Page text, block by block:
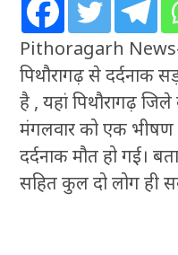
Pithoragarh
पिथौरागढ़ से
है , यहां पिथौरागढ़
मंगलवार को एक भीषण
दर्दनाक मौत हो गई।
सहित कुल दो लोग ही